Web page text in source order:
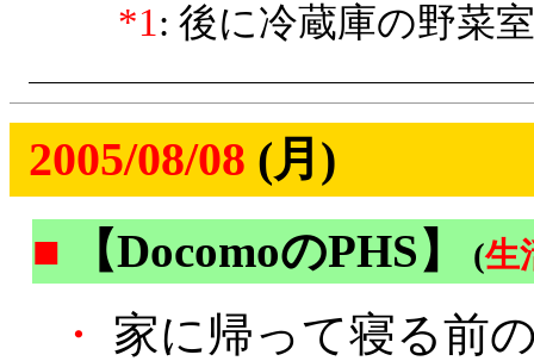
*1: 後に冷蔵庫の野菜
2005/08/08 (月)
■ 【DocomoのPHS】 (生
・
家に帰って寝る前